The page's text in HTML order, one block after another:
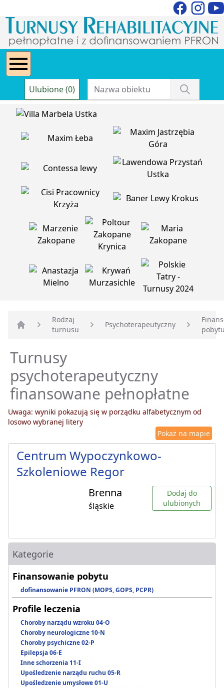
Ulubione (0)
Strona główna
Rodzaj
turnusu
Psychoterapeutyczny
Turnusy
psychoterapeutyczny
finansowane pełnopłatne
Uwaga: wyniki pokazują się w porządku alfabetycznym od
losowo wybranej litery
Pokaż na mapie
Centrum Wypoczynkowo-
Szkoleniowe Regor
Brenna
śląskie
Dodaj do
ulubionych
Kategorie
Finansowanie pobytu
dofinansowanie PFRON (MOPS, GOPS, PCPR)
Profile leczenia
Choroby narządu wzroku 04-O
Choroby neurologiczne 10-N
Choroby psychiczne 02-P
Epilepsja 06-E
Inne schorzenia 11-I
Upośledzenie narządu ruchu 05-R
Upośledzenie umysłowe 01-U